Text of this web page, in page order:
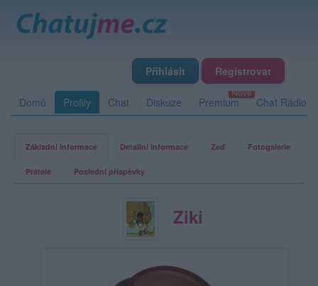
Přihlásit Registrovat
Domů Profily Chat Diskuze Premium Chat Rádio
Základní informace Detailní informace Zeď Fotogalerie
Přátelé Poslední příspěvky
Ziki